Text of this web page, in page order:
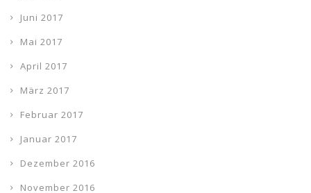
Juni 2017
Mai 2017
April 2017
März 2017
Februar 2017
Januar 2017
Dezember 2016
November 2016